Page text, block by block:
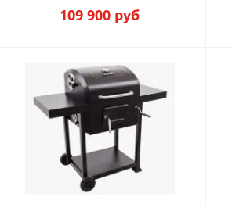
109 900 руб